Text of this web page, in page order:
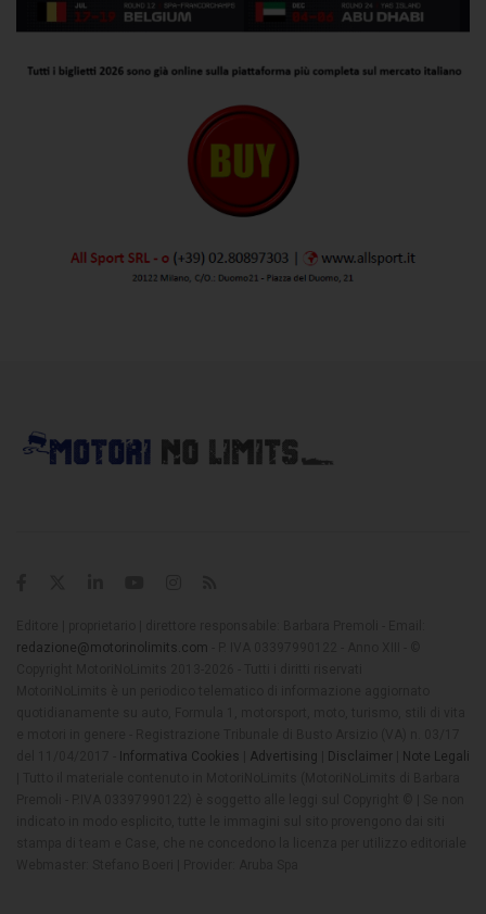
redazione@motorinolimits.com
Informativa Cookies Advertising Disclaimer
Note Legali